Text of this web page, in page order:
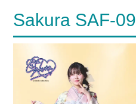
Sakura SAF-09